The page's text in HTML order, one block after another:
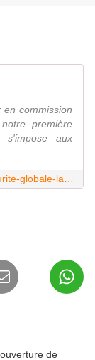
commission
première
aux